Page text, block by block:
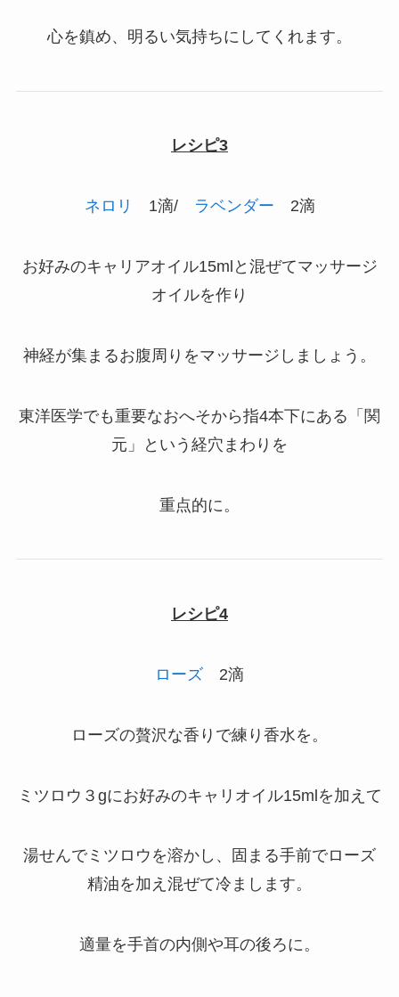
心を鎮め、明るい気持ちにしてくれます。
レシピ3
ネロリ 1滴/ ラベンダー 2滴
お好みのキャリアオイル15mlと混ぜてマッサージ
オイルを作り
神経が集まるお腹周りをマッサージしましょう。
東洋医学でも重要なおへそから指4本下にある「関
元」という経穴まわりを
重点的に。
レシピ4
ローズ 2滴
ローズの贅沢な香りで練り香水を。
ミツロウ３gにお好みのキャリオイル15mlを加えて
湯せんでミツロウを溶かし、固まる手前でローズ
精油を加え混ぜて冷まします。
適量を手首の内側や耳の後ろに。